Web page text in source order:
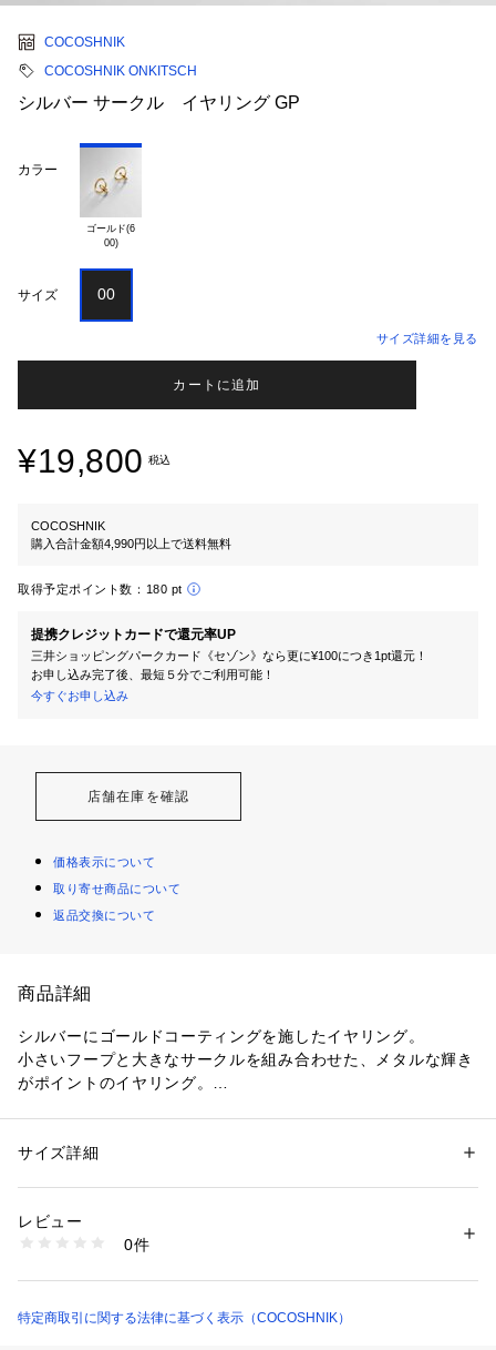
COCOSHNIK
COCOSHNIK ONKITSCH
シルバー サークル イヤリング GP
カラー
ゴールド(6
00)
サイズ 00
サイズ詳細を見る
カートに追加
¥19,800 税込
COCOSHNIK
購入合計金額4,990円以上で送料無料
取得予定ポイント数： 180 pt
提携クレジットカードで還元率UP
三井ショッピングパークカード《セゾン》なら更に¥100につき1pt還元！
お申し込み完了後、最短５分でご利用可能！
今すぐお申し込み
店舗在庫を確認
価格表示について
取り寄せ商品について
返品交換について
商品詳細
シルバーにゴールドコーティングを施したイヤリング。
小さいフープと大きなサークルを組み合わせた、メタルな輝き
がポイントのイヤリング。
単品使いはもちろん、イヤーカフと合わせることでより新鮮な
なしに。
性別：レディース
ーカフ
生産国：日本製
1601400003474
サイズ詳細
レビュー
0件
特定商取引に関する法律に基づく表示（COCOSHNIK）